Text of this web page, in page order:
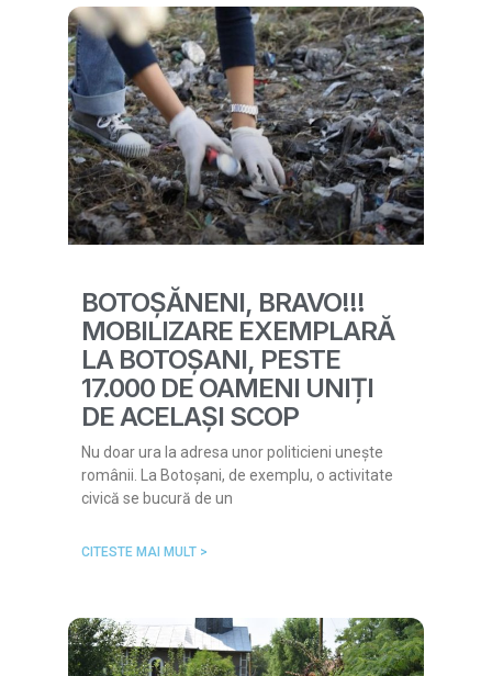
BOTOȘĂNENI, BRAVO!!!
MOBILIZARE EXEMPLARĂ
LA BOTOȘANI, PESTE
17.000 DE OAMENI UNIȚI
DE ACELAȘI SCOP
Nu doar ura la adresa unor politicieni unește
românii. La Botoșani, de exemplu, o activitate
civică se bucură de un
CITESTE MAI MULT >